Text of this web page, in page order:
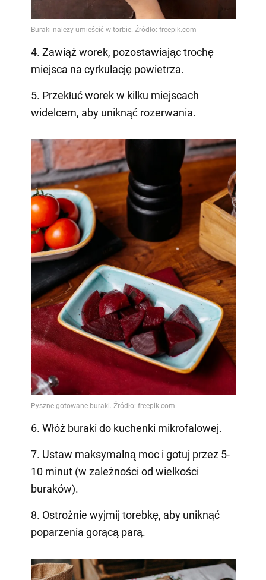
4. Zawiąż worek, pozostawiając trochę
miejsca na cyrkulację powietrza.
5. Przekłuć worek w kilku miejscach
widelcem, aby uniknąć rozerwania.
6. Włóż buraki do kuchenki mikrofalowej.
7. Ustaw maksymalną moc i gotuj przez 5-
10 minut (w zależności od wielkości
buraków).
8. Ostrożnie wyjmij torebkę, aby uniknąć
poparzenia gorącą parą.